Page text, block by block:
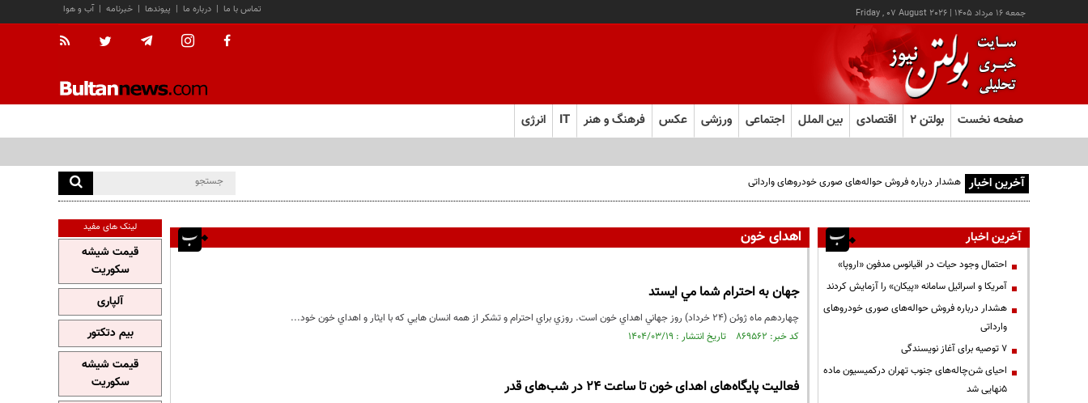
جمعه ۱۶ مرداد ۱۴۰۵ |
Friday , 07 August 2026 آب و هوا | خبرنامه | پیوندها | درباره ما | تماس با ما
صفحه نخست بولتن ۲ اقتصادی بین الملل اجتماعی ورزشی عکس فرهنگ و هنر IT انرژی
آخرین اخبار هشدار درباره فروش حواله‌های صوری خودروهای وارداتی
اهدای خون
جهان به احترام شما مي ايستد
چهاردهم ماه ژوئن (24 خرداد) روز جهاني اهداي خون است. روزي براي احترام و تشكر از همه انسان هايي كه با ايثار و اهداي خون خود...
کد خبر: ۸۶۹۵۶۲ تاریخ انتشار : ۱۴۰۴/۰۳/۱۹
فعالیت پایگاه‌های اهدای خون تا ساعت ۲۴ در شب‌های قدر
آخرین اخبار
احتمال وجود حیات در اقیانوس مدفون «اروپا»
آمریکا و اسرائیل سامانه «پیکان» را آزمایش کردند
هشدار درباره فروش حواله‌های صوری خودروهای
وارداتی
۷ توصیه برای آغاز نویسندگی
احیای شن‌چاله‌های جنوب تهران درکمیسیون ماده
۵نهایی شد
لینک های مفید
قیمت شیشه
سکوریت
آلپاری
بیم دتکتور
قیمت شیشه
سکوریت